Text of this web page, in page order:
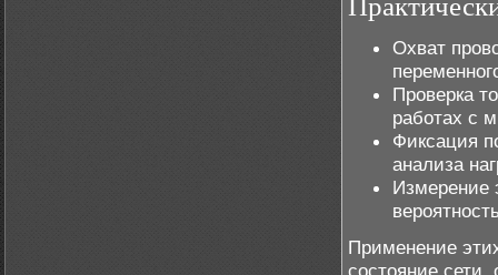
Охват
Проверка
работах с
Фиксация
анализа
Измерение
Применение
состояние сети,